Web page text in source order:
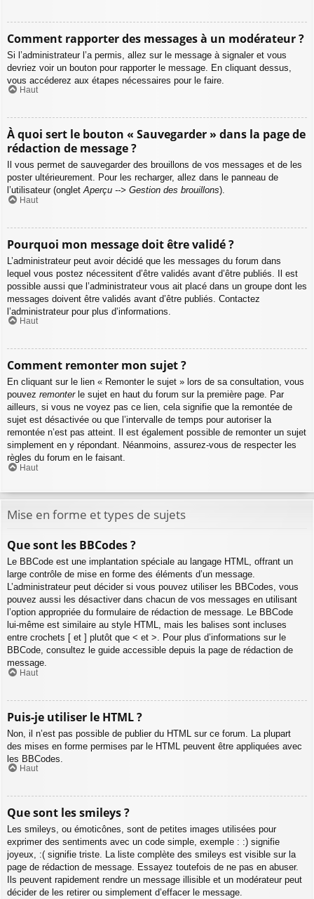
Comment rapporter des messages à un modérateur ?
Si l’administrateur l’a permis, allez sur le message à signaler et vous
devriez voir un bouton pour rapporter le message. En cliquant dessus,
vous accéderez aux étapes nécessaires pour le faire.
Haut
À quoi sert le bouton « Sauvegarder » dans la page de
rédaction de message ?
Il vous permet de sauvegarder des brouillons de vos messages et de les
poster ultérieurement. Pour les recharger, allez dans le panneau de
l’utilisateur (ongletAperçu --> Gestion des brouillons).
Haut
Pourquoi mon message doit être validé ?
L’administrateur peut avoir décidé que les messages du forum dans
lequel vous postez nécessitent d’être validés avant d’être publiés. Il est
possible aussi que l’administrateur vous ait placé dans un groupe dont les
messages doivent être validés avant d’être publiés. Contactez
l’administrateur pour plus d’informations.
Haut
Comment remonter mon sujet ?
En cliquant sur le lien « Remonter le sujet » lors de sa consultation, vous
pouvez remonterle sujet en haut du forum sur la première page. Par
ailleurs, si vous ne voyez pas ce lien, cela signifie que la remontée de
sujet est désactivée ou que l’intervalle de temps pour autoriser la
remontée n’est pas atteint. Il est également possible de remonter un sujet
simplement en y répondant. Néanmoins, assurez-vous de respecter les
règles du forum en le faisant.
Haut
Mise en forme et types de sujets
Que sont les BBCodes ?
Le BBCode est une implantation spéciale au langage HTML, offrant un
large contrôle de mise en forme des éléments d’un message.
L’administrateur peut décider si vous pouvez utiliser les BBCodes, vous
pouvez aussi les désactiver dans chacun de vos messages en utilisant
l’option appropriée du formulaire de rédaction de message. Le BBCode
lui-même est similaire au style HTML, mais les balises sont incluses
entre crochets [ et ] plutôt que < et >. Pour plus d’informations sur le
BBCode, consultez le guide accessible depuis la page de rédaction de
message.
Haut
Puis-je utiliser le HTML ?
Non, il n’est pas possible de publier du HTML sur ce forum. La plupart
des mises en forme permises par le HTML peuvent être appliquées avec
les BBCodes.
Haut
Que sont les smileys ?
Les smileys, ou émoticônes, sont de petites images utilisées pour
exprimer des sentiments avec un code simple, exemple : :) signifie
joyeux, :( signifie triste. La liste complète des smileys est visible sur la
page de rédaction de message. Essayez toutefois de ne pas en abuser.
Ils peuvent rapidement rendre un message illisible et un modérateur peut
décider de les retirer ou simplement d’effacer le message.